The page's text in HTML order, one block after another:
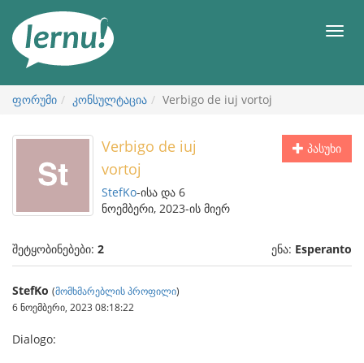
ნახვა
მენიუ
ფორუმი კონსულტაცია Verbigo de iuj vortoj
პასუხი
Verbigo de iuj
vortoj
StefKo-ისა და 6
ნოემბერი, 2023-ის მიერ
შეტყობინებები: 2 ენა: Esperanto
StefKo (მომხმარებლის პროფილი)
6 ნოემბერი, 2023 08:18:22
Dialogo: